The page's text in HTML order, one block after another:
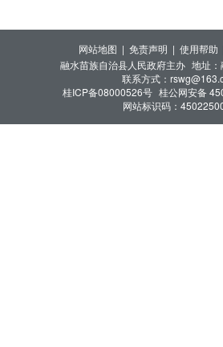
网站地图 | 免责声明 | 使用帮助
融水苗族自治县人民政府主办 地址
联系方式：
桂ICP备08000526号 桂公网安备
网站标识码：